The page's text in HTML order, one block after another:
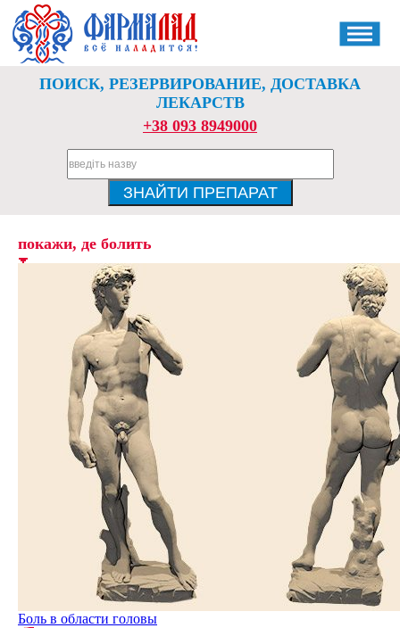
ПОИСК, РЕЗЕРВИРОВАНИЕ, ДОСТАВКА
ЛЕКАРСТВ
+38 093 8949000
покажи, де болить
Боль в области головы